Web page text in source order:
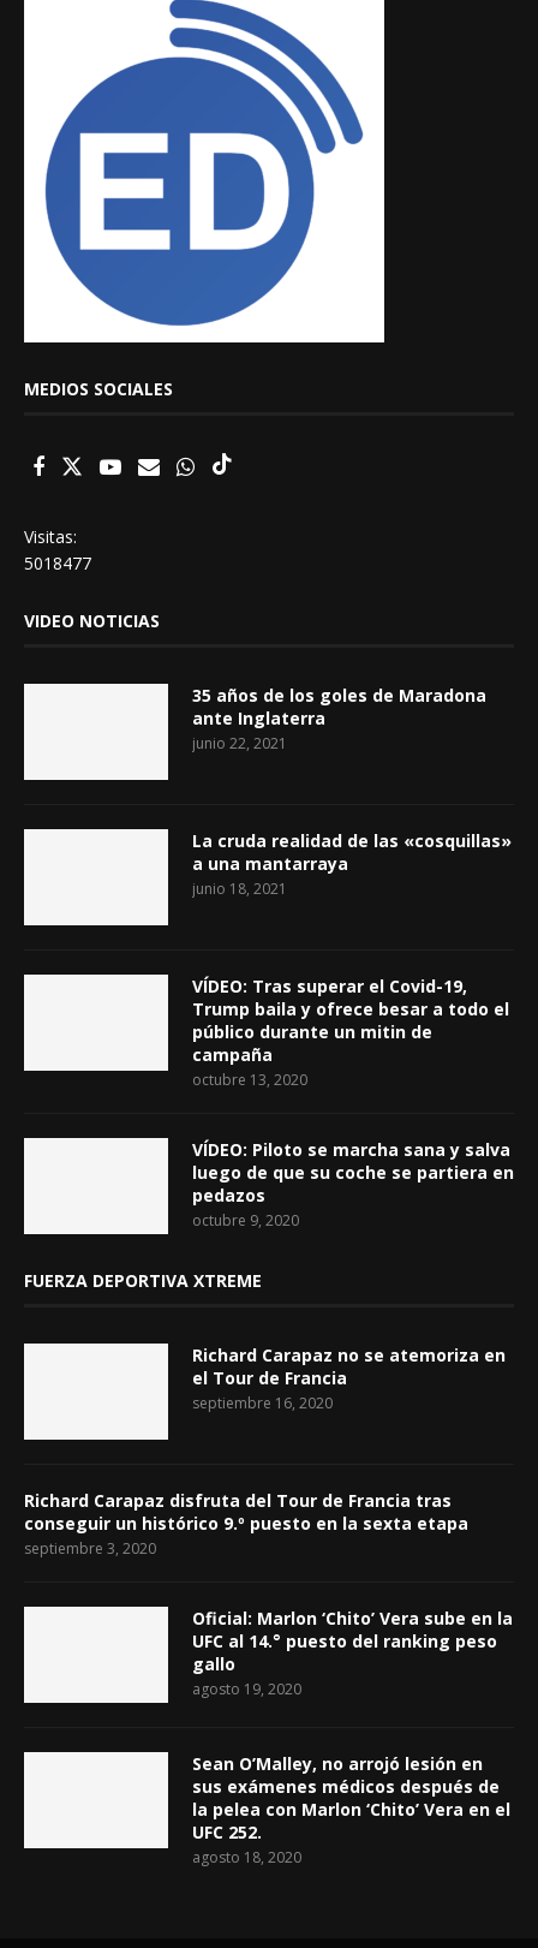
MEDIOS SOCIALES
Visitas:
5018477
VIDEO NOTICIAS
35 años de los goles de Maradona
ante Inglaterra
junio 22, 2021
La cruda realidad de las «cosquillas»
a una mantarraya
junio 18, 2021
VÍDEO: Tras superar el Covid-19,
Trump baila y ofrece besar a todo el
público durante un mitin de
campaña
octubre 13, 2020
VÍDEO: Piloto se marcha sana y salva
luego de que su coche se partiera en
pedazos
octubre 9, 2020
FUERZA DEPORTIVA XTREME
Richard Carapaz no se atemoriza en
el Tour de Francia
septiembre 16, 2020
Richard Carapaz disfruta del Tour de Francia tras
conseguir un histórico 9.º puesto en la sexta etapa
septiembre 3, 2020
Oficial: Marlon ‘Chito’ Vera sube en la
UFC al 14.° puesto del ranking peso
gallo
agosto 19, 2020
Sean O’Malley, no arrojó lesión en
sus exámenes médicos después de
la pelea con Marlon ‘Chito’ Vera en el
UFC 252.
agosto 18, 2020